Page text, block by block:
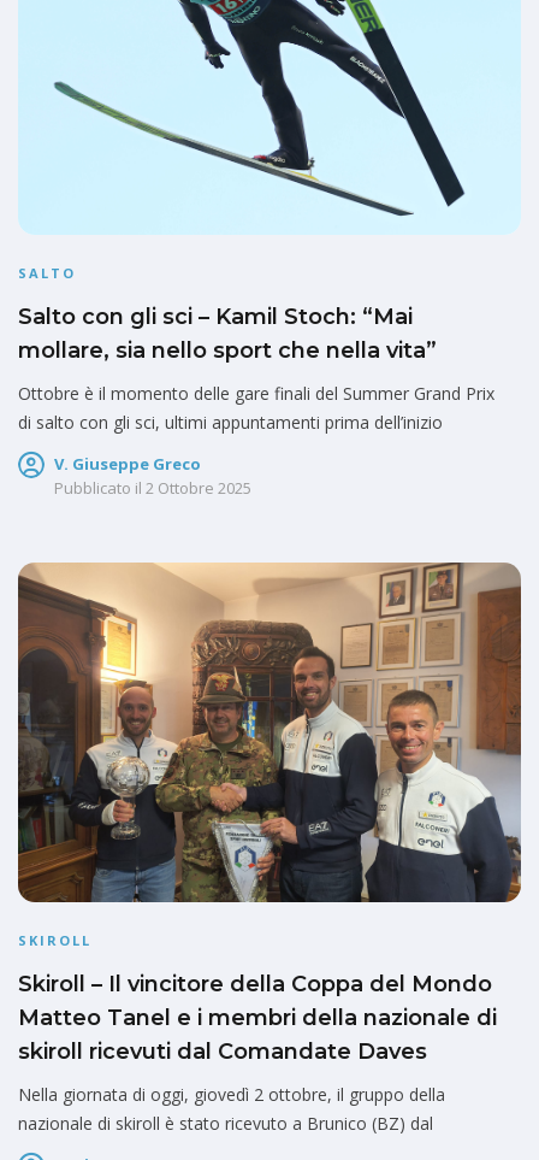
SALTO
Salto con gli sci – Kamil Stoch: “Mai
mollare, sia nello sport che nella vita”
Ottobre è il momento delle gare finali del Summer Grand Prix
di salto con gli sci, ultimi appuntamenti prima dell’inizio
V. Giuseppe Greco
Pubblicato il 2 Ottobre 2025
SKIROLL
Skiroll – Il vincitore della Coppa del Mondo
Matteo Tanel e i membri della nazionale di
skiroll ricevuti dal Comandate Daves
Nella giornata di oggi, giovedì 2 ottobre, il gruppo della
nazionale di skiroll è stato ricevuto a Brunico (BZ) dal